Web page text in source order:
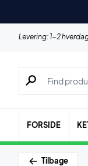
Levering: 1-2
Søg efter
FORSIDE
Tilbage